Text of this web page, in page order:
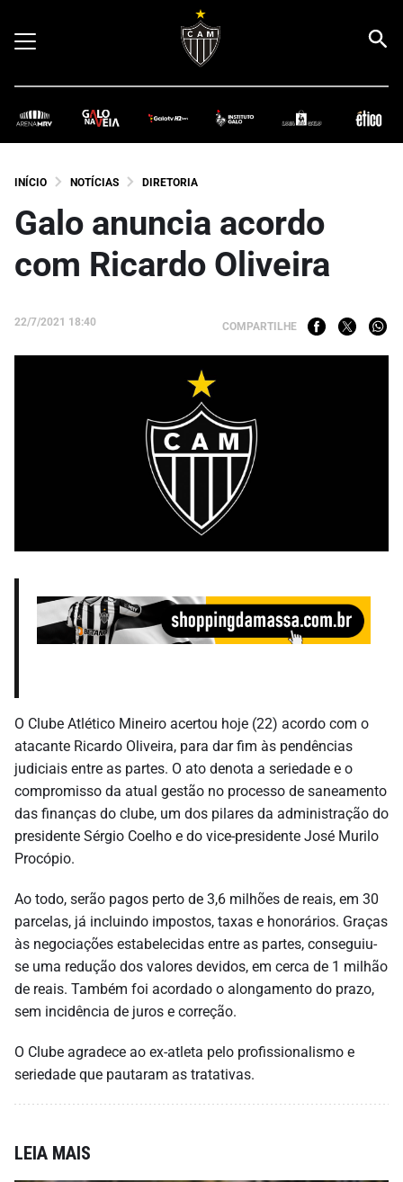
INÍCIO NOTÍCIAS DIRETORIA
Galo anuncia acordo
com Ricardo Oliveira
22/7/2021 18:40 COMPARTILHE
O Clube Atlético Mineiro acertou hoje (22) acordo com o
atacante Ricardo Oliveira, para dar fim às pendências
judiciais entre as partes. O ato denota a seriedade e o
compromisso da atual gestão no processo de saneamento
das finanças do clube, um dos pilares da administração do
presidente Sérgio Coelho e do vice-presidente José Murilo
Procópio.
Ao todo, serão pagos perto de 3,6 milhões de reais, em 30
parcelas, já incluindo impostos, taxas e honorários. Graças
às negociações estabelecidas entre as partes, conseguiu-
se uma redução dos valores devidos, em cerca de 1 milhão
de reais. Também foi acordado o alongamento do prazo,
sem incidência de juros e correção.
O Clube agradece ao ex-atleta pelo profissionalismo e
seriedade que pautaram as tratativas.
LEIA MAIS